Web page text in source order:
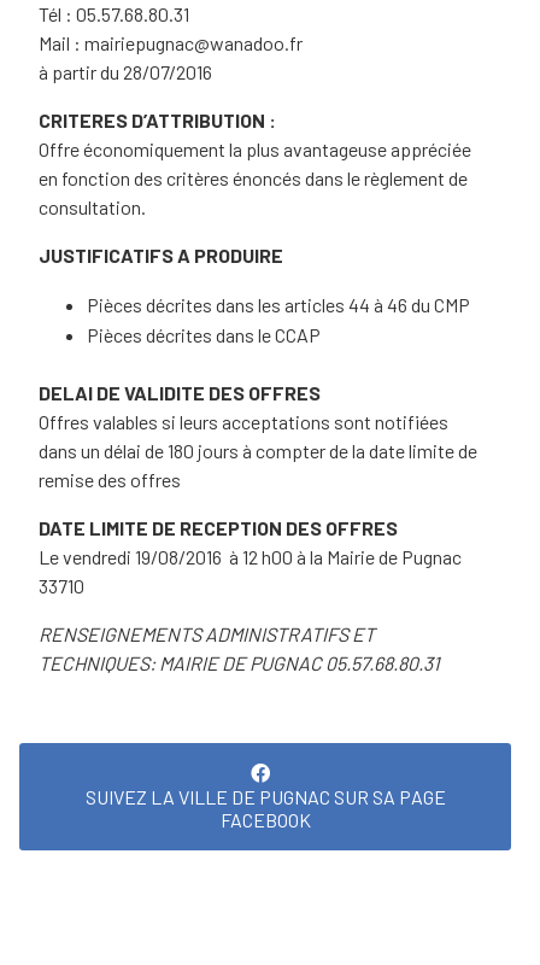
Tél : 05.57.68.80.31
Mail : mairiepugnac@wanadoo.fr
à partir du 28/07/2016
CRITERES D’ATTRIBUTION :
Offre économiquement la plus avantageuse appréciée
en fonction des critères énoncés dans le règlement de
consultation.
JUSTIFICATIFS A PRODUIRE
Pièces décrites dans les articles 44 à 46 du CMP
Pièces décrites dans le CCAP
DELAI DE VALIDITE DES OFFRES
Offres valables si leurs acceptations sont notifiées
dans un délai de 180 jours à compter de la date limite de
remise des offres
DATE LIMITE DE RECEPTION DES OFFRES
Le vendredi 19/08/2016 à 12 h00 à la Mairie de Pugnac
33710
RENSEIGNEMENTS ADMINISTRATIFS ET
TECHNIQUES: MAIRIE DE PUGNAC 05.57.68.80.31
SUIVEZ LA VILLE DE PUGNAC SUR SA PAGE
FACEBOOK